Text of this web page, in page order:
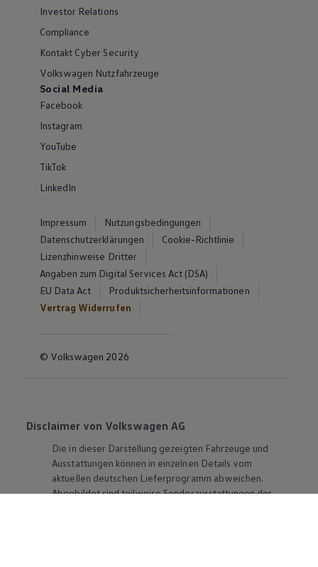
Investor Relations
Compliance
Kontakt Cyber Security
Volkswagen Nutzfahrzeuge
Social Media
Facebook
Instagram
YouTube
TikTok
LinkedIn
Impressum
Nutzungsbedingungen
Datenschutzerklärungen
Cookie-Richtlinie
Lizenzhinweise Dritter
Angaben zum Digital Services Act (DSA)
EU Data Act
Produktsicherheitsinformationen
Vertrag Widerrufen
© Volkswagen 2026
Disclaimer von Volkswagen AG
Die in dieser Darstellung gezeigten Fahrzeuge und
Ausstattungen können in einzelnen Details vom
aktuellen deutschen Lieferprogramm abweichen.
Abgebildet sind teilweise Sonderausstattungen der